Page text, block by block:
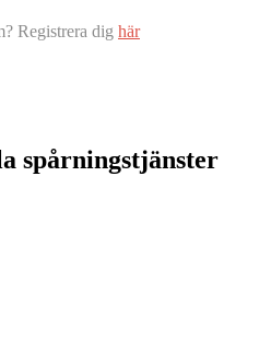
Registrera dig här
spårningstjänster